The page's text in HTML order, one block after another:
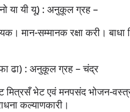
या यी यू) : अनुकूल ग्रह –
मान-सम्मानक रक्षा करी।
ढा) : अनुकूल ग्रह – चंद्र
मित्रसँ भेट एवं मनपसंद भोजन-
कल्याणकारी।